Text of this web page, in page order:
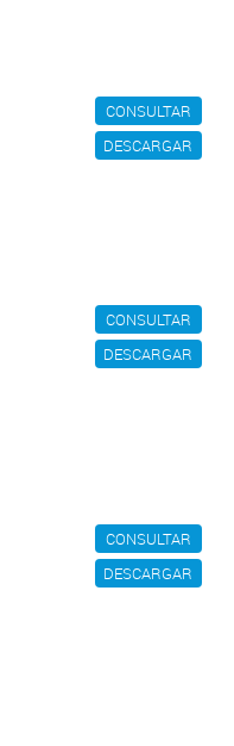
CONSULTAR
DESCARGAR
CONSULTAR
DESCARGAR
CONSULTAR
DESCARGAR